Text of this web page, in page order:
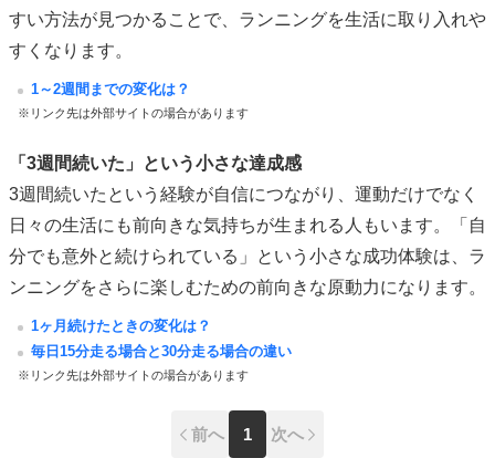
すい方法が見つかることで、ランニングを生活に取り入れや
すくなります。
1～2週間までの変化は？
※リンク先は外部サイトの場合があります
「3週間続いた」という小さな達成感
3週間続いたという経験が自信につながり、運動だけでなく
日々の生活にも前向きな気持ちが生まれる人もいます。「自
分でも意外と続けられている」という小さな成功体験は、ラ
ンニングをさらに楽しむための前向きな原動力になります。
1ヶ月続けたときの変化は？
毎日15分走る場合と30分走る場合の違い
※リンク先は外部サイトの場合があります
前へ 1
次へ